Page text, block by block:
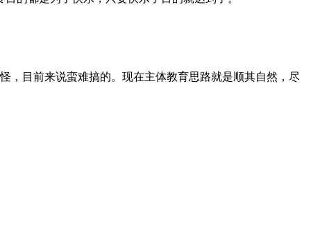
，目前来说蛮难搞的。现在主体教育思路就是顺其自然，尽